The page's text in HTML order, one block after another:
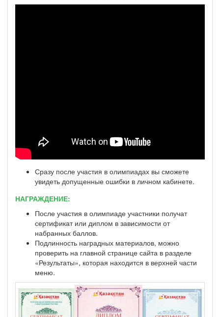
Сразу после участия в олимпиадах вы сможете
увидеть допущенные ошибки в личном кабинете.
НАГРАЖДЕНИЕ:
После участия в олимпиаде участники получат
сертификат или диплом в зависимости от
набранных баллов.
Подлинность наградных материалов, можно
проверить на главной странице сайта в разделе
«Результаты», которая находится в верхней части
меню.